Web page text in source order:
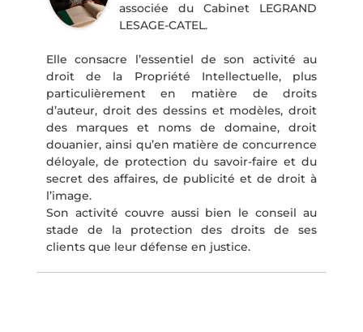
associée du Cabinet LEGRAND
LESAGE-CATEL.
Elle consacre l’essentiel de son activité au
droit de la Propriété Intellectuelle, plus
particulièrement en matière de droits
d’auteur, droit des dessins et modèles, droit
des marques et noms de domaine, droit
douanier, ainsi qu’en matière de concurrence
déloyale, de protection du savoir-faire et du
secret des affaires, de publicité et de droit à
l’image.
Son activité couvre aussi bien le conseil au
stade de la protection des droits de ses
clients que leur défense en justice.